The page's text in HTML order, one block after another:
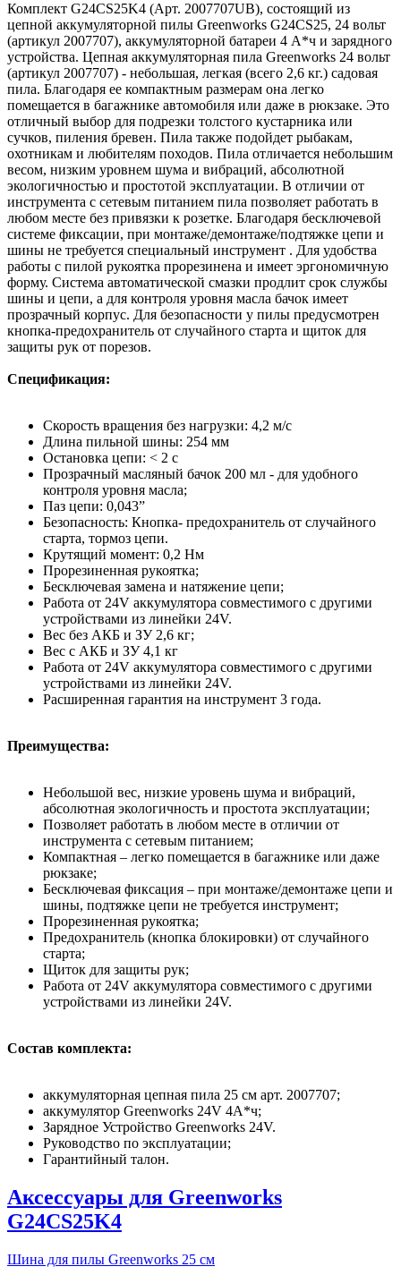
Комплект G24CS25K4 (Арт. 2007707UB), состоящий из
цепной аккумуляторной пилы Greenworks G24CS25, 24 вольт
(артикул 2007707), аккумуляторной батареи 4 А*ч и зарядного
устройства. Цепная аккумуляторная пила Greenworks 24 вольт
(артикул 2007707) - небольшая, легкая (всего 2,6 кг.) садовая
пила. Благодаря ее компактным размерам она легко
помещается в багажнике автомобиля или даже в рюкзаке. Это
отличный выбор для подрезки толстого кустарника или
сучков, пиления бревен. Пила также подойдет рыбакам,
охотникам и любителям походов. Пила отличается небольшим
весом, низким уровнем шума и вибраций, абсолютной
экологичностью и простотой эксплуатации. В отличии от
инструмента с сетевым питанием пила позволяет работать в
любом месте без привязки к розетке. Благодаря бесключевой
системе фиксации, при монтаже/демонтаже/подтяжке цепи и
шины не требуется специальный инструмент . Для удобства
работы с пилой рукоятка прорезинена и имеет эргономичную
форму. Система автоматической смазки продлит срок службы
шины и цепи, а для контроля уровня масла бачок имеет
прозрачный корпус. Для безопасности у пилы предусмотрен
кнопка-предохранитель от случайного старта и щиток для
защиты рук от порезов.
Спецификация:
Скорость вращения без нагрузки: 4,2 м/с
Длина пильной шины: 254 мм
Остановка цепи: < 2 с
Прозрачный масляный бачок 200 мл - для удобного
контроля уровня масла;
Паз цепи: 0,043”
Безопасность: Кнопка- предохранитель от случайного
старта, тормоз цепи.
Крутящий момент: 0,2 Нм
Прорезиненная рукоятка;
Бесключевая замена и натяжение цепи;
Работа от 24V аккумулятора совместимого с другими
устройствами из линейки 24V.
Вес без АКБ и ЗУ 2,6 кг;
Вес с АКБ и ЗУ 4,1 кг
Работа от 24V аккумулятора совместимого с другими
устройствами из линейки 24V.
Расширенная гарантия на инструмент 3 года.
Преимущества:
Небольшой вес, низкие уровень шума и вибраций,
абсолютная экологичность и простота эксплуатации;
Позволяет работать в любом месте в отличии от
инструмента с сетевым питанием;
Компактная – легко помещается в багажнике или даже
рюкзаке;
Бесключевая фиксация – при монтаже/демонтаже цепи и
шины, подтяжке цепи не требуется инструмент;
Прорезиненная рукоятка;
Предохранитель (кнопка блокировки) от случайного
старта;
Щиток для защиты рук;
Работа от 24V аккумулятора совместимого с другими
устройствами из линейки 24V.
Состав комплекта:
аккумуляторная цепная пила 25 см арт. 2007707;
аккумулятор Greenworks 24V 4A*ч;
Зарядное Устройство Greenworks 24V.
Руководство по эксплуатации;
Гарантийный талон.
Аксессуары для Greenworks
G24CS25K4
Шина для пилы Greenworks 25 см